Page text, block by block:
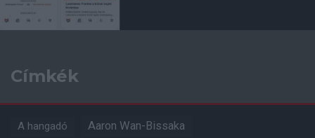
Címkék
A hangadó Aaron Wan-Bissaka